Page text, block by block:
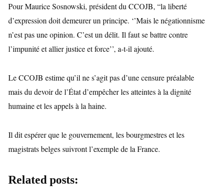
Pour Maurice Sosnowski, président du CCOJB, “la liberté
d’expression doit demeurer un principe. ‘’Mais le négationnisme
n’est pas une opinion. C’est un délit. Il faut se battre contre
l’impunité et allier justice et force’’, a-t-il ajouté.
Le CCOJB estime qu’il ne s’agit pas d’une censure préalable
mais du devoir de l’État d’empêcher les atteintes à la dignité
humaine et les appels à la haine.
Il dit espérer que le gouvernement, les bourgmestres et les
magistrats belges suivront l’exemple de la France.
Related posts: